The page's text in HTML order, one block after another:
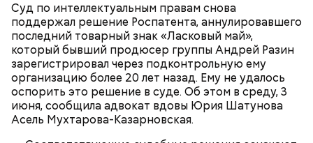
Суд по интеллектуальным правам снова
поддержал решение Роспатента, аннулировавшего
последний товарный знак «Ласковый май»,
который бывший продюсер группы Андрей Разин
зарегистрировал через подконтрольную ему
организацию более 20 лет назад. Ему не удалось
оспорить это решение в суде. Об этом в среду, 3
июня, сообщила адвокат вдовы Юрия Шатунова
Асель Мухтарова-Казарновская.
День «Счастье случается» был инициирован
Тайным обществом счастливых людей, чтобы
напомнить людям, что счастье на самом деле